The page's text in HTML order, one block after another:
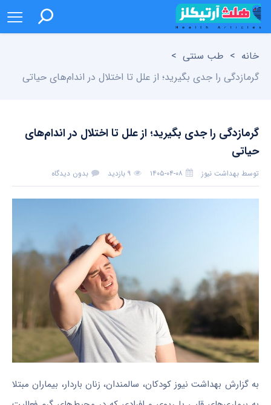
خانه > طب سنتی >
گرمازدگی را جدی بگیرید؛ از علل تا اختلال در اندام‌های حیاتی
گرمازدگی را جدی بگیرید؛ از علل تا اختلال در اندام‌های
حیاتی
توسط بهداشت نیوز ۱۴۰۵-۰۴-۰۸ ۹ بازدید بدون دیدگاه
به گزارش بهداشت نیوز کودکان، سالمندان، زنان باردار، بیماران مبتلا